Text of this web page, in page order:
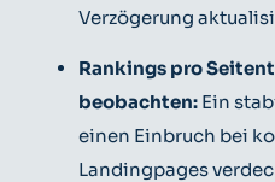
Verzögerung
Rankings pro
beobachten: Ein
einen Einbruch bei
Landingpages